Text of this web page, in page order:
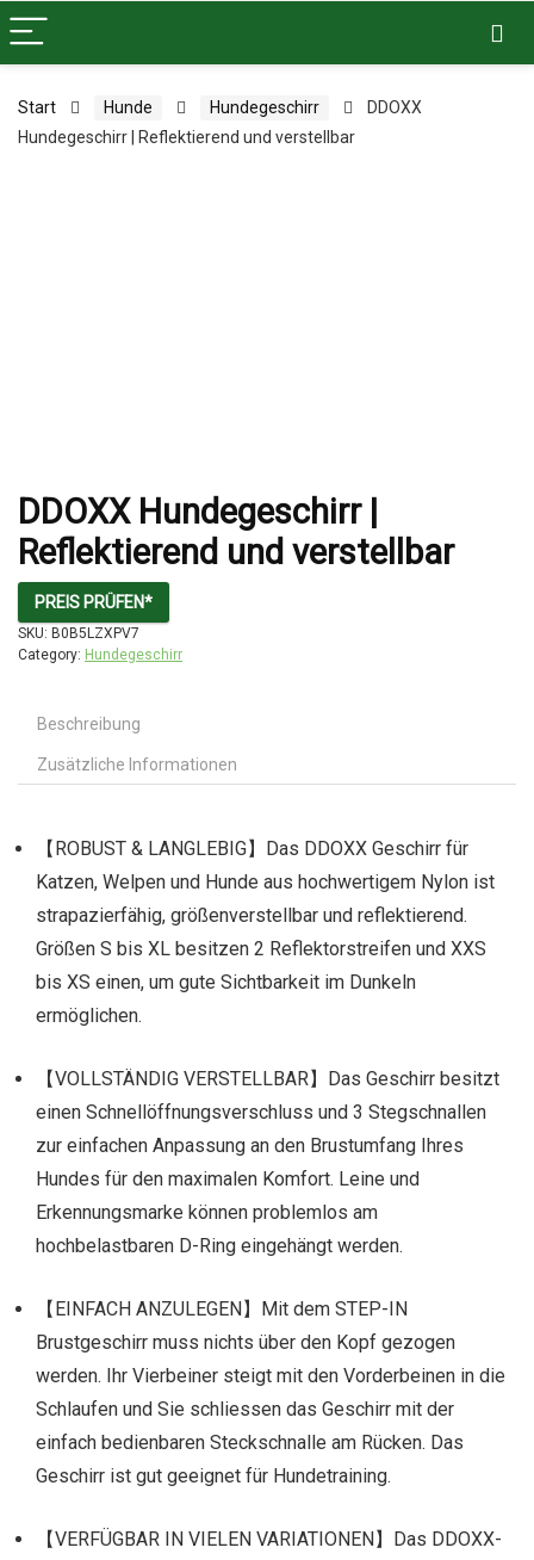
Start Hunde Hundegeschirr
DDOXX
Hundegeschirr | Reflektierend und verstellbar
DDOXX Hundegeschirr |
Reflektierend und verstellbar
PREIS PRÜFEN*
SKU: B0B5LZXPV7
Category: Hundegeschirr
Beschreibung
Zusätzliche Informationen
【ROBUST & LANGLEBIG】Das DDOXX Geschirr für
Katzen, Welpen und Hunde aus hochwertigem Nylon ist
strapazierfähig, größenverstellbar und reflektierend.
Größen S bis XL besitzen 2 Reflektorstreifen und XXS
bis XS einen, um gute Sichtbarkeit im Dunkeln
ermöglichen.
【VOLLSTÄNDIG VERSTELLBAR】Das Geschirr besitzt
einen Schnellöffnungsverschluss und 3 Stegschnallen
zur einfachen Anpassung an den Brustumfang Ihres
Hundes für den maximalen Komfort. Leine und
Erkennungsmarke können problemlos am
hochbelastbaren D-Ring eingehängt werden.
【EINFACH ANZULEGEN】Mit dem STEP-IN
Brustgeschirr muss nichts über den Kopf gezogen
werden. Ihr Vierbeiner steigt mit den Vorderbeinen in die
Schlaufen und Sie schliessen das Geschirr mit der
einfach bedienbaren Steckschnalle am Rücken. Das
Geschirr ist gut geeignet für Hundetraining.
【VERFÜGBAR IN VIELEN VARIATIONEN】Das DDOXX-